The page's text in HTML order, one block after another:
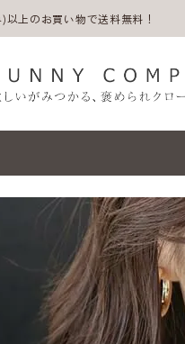
上のお買い物で送料無料！